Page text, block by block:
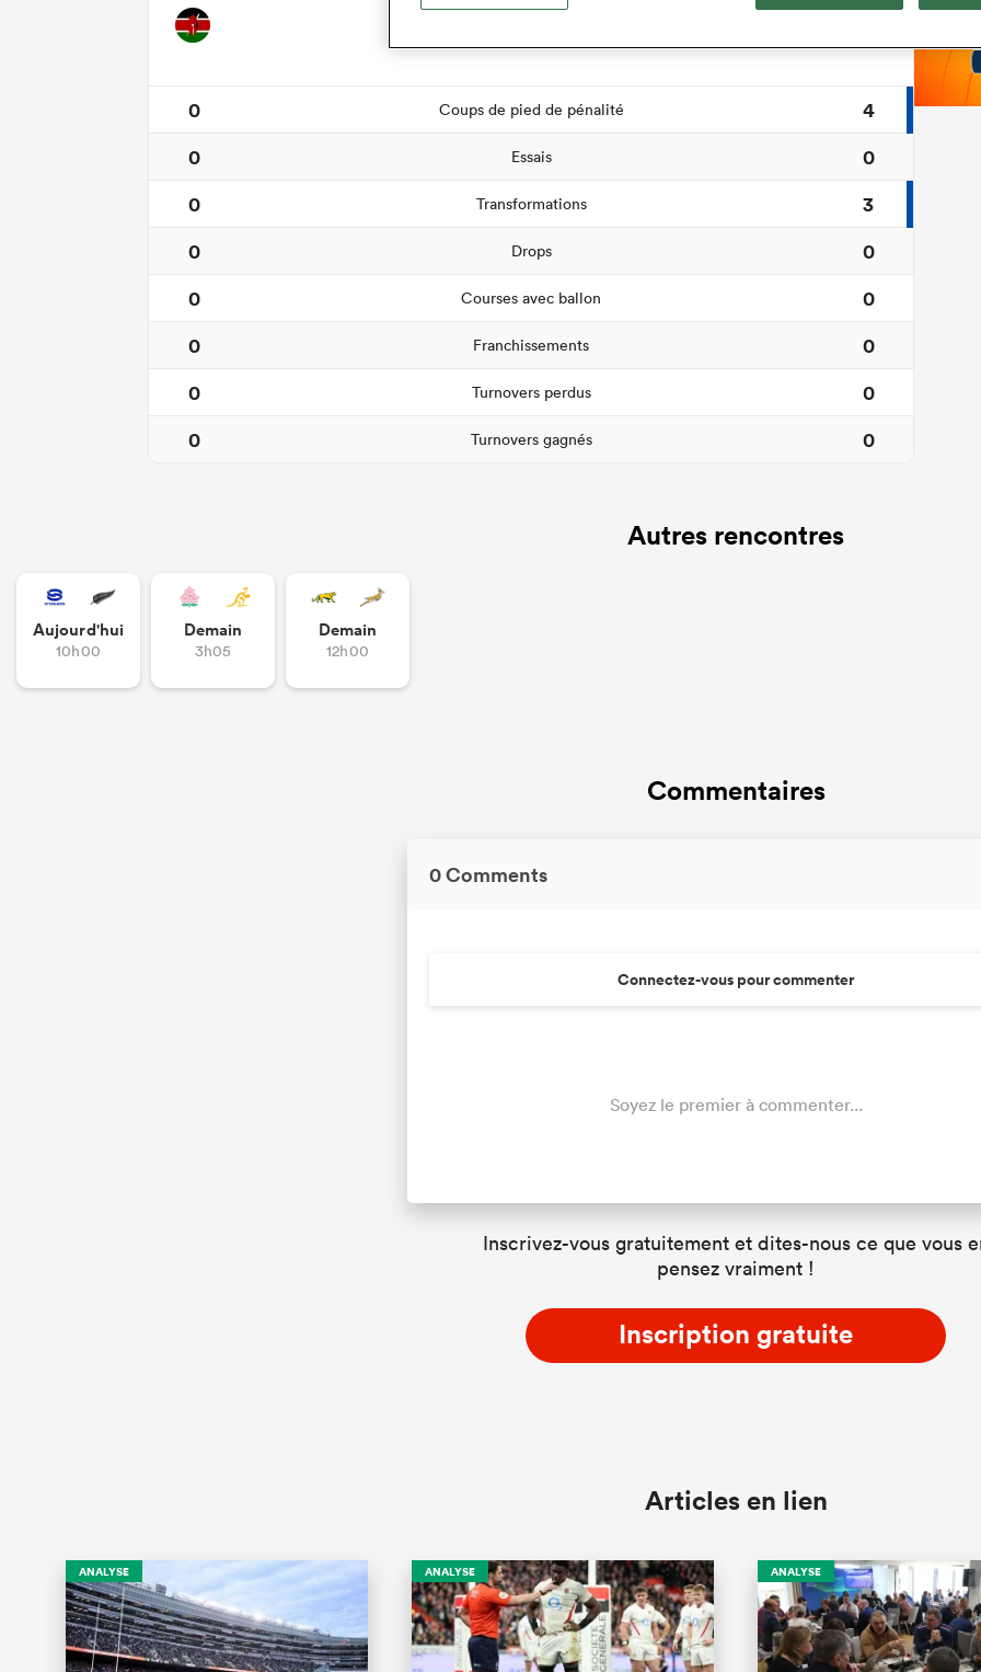
0 Coups de pied de pénalité
4
0
Essais
0
0
Transformations
3
0
Drops
0
0
Courses avec ballon
0
0
Franchissements
0
0
Turnovers perdus
0
0
Turnovers gagnés 0
Autres rencontres
Aujourd'hui
10h00
Demain
3h05
Demain
12h00
Commentaires
0 Comments
Connectez-vous pour commenter
Soyez le premier à commenter...
Inscrivez-vous gratuitement et dites-nous ce que vous
pensez vraiment !
Inscription gratuite
Articles en lien
ANALYSE ANALYSE ANALYSE